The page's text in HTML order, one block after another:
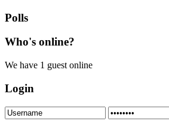
Polls
Who's online?
We have 1 guest online
Login